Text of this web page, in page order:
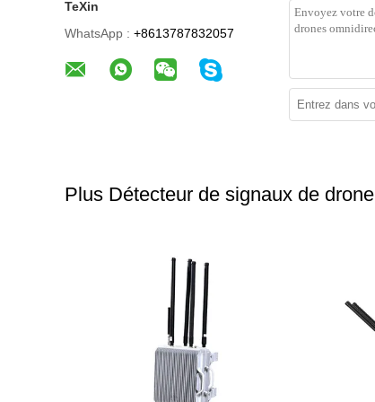
TeXin
WhatsApp : +8613787832057
Plus Détecteur de signaux de drone